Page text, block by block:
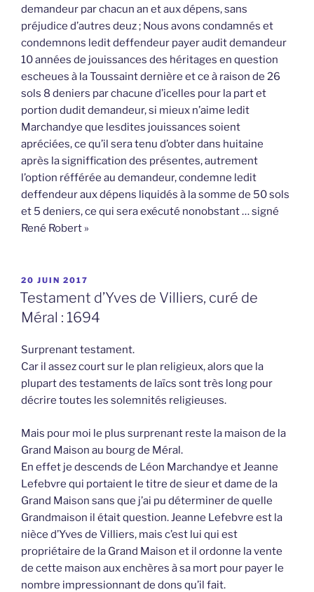
demandeur par chacun an et aux dépens, sans
préjudice d’autres deuz ; Nous avons condamnés et
condemnons ledit deffendeur payer audit demandeur
10 années de jouissances des héritages en question
escheues à la Toussaint dernière et ce à raison de 26
sols 8 deniers par chacune d’icelles pour la part et
portion dudit demandeur, si mieux n’aime ledit
Marchandye que lesdites jouissances soient
apréciées, ce qu’il sera tenu d’obter dans huitaine
après la signiffication des présentes, autrement
l’option réfférée au demandeur, condemne ledit
deffendeur aux dépens liquidés à la somme de 50 sols
et 5 deniers, ce qui sera exécuté nonobstant … signé
René Robert »
PUBLIÉ
LE
20 JUIN 2017
Testament d’Yves de Villiers, curé de
Méral : 1694
Surprenant testament.
Car il assez court sur le plan religieux, alors que la
plupart des testaments de laïcs sont très long pour
décrire toutes les solemnités religieuses.
Mais pour moi le plus surprenant reste la maison de la
Grand Maison au bourg de Méral.
En effet je descends de Léon Marchandye et Jeanne
Lefebvre qui portaient le titre de sieur et dame de la
Grand Maison sans que j’ai pu déterminer de quelle
Grandmaison il était question. Jeanne Lefebvre est la
nièce d’Yves de Villiers, mais c’est lui qui est
propriétaire de la Grand Maison et il ordonne la vente
de cette maison aux enchères à sa mort pour payer le
nombre impressionnant de dons qu’il fait.